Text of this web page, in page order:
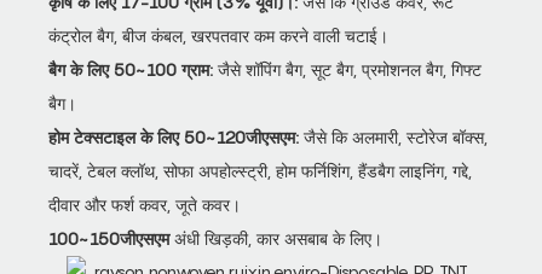
कंट्रोल बैग, बीज कंबल, खरपतवार कम करने वाली चटाई।
बैग के लिए 50~100 ग्राम: जैसे शॉपिंग बैग, सूट बैग, प्रमोशनल बैग, गिफ्ट
बैग।
होम टेक्सटाइल के लिए 50~120जीएसएम: जैसे कि अलमारी, स्टोरेज बॉक्स,
चादरें, टेबल क्लॉथ, सोफा अपहोल्स्ट्री, होम फर्निशिंग, हैंडबैग लाइनिंग, गद्दे,
दीवार और फर्श कवर, जूते कवर।
100~150जीएसएमअंधी खिड़की, कार असबाब के लिए।